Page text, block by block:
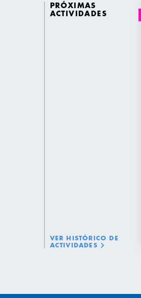
PRÓXIMAS
ACTIVIDADES
VER HISTÓRICO DE
ACTIVIDADES